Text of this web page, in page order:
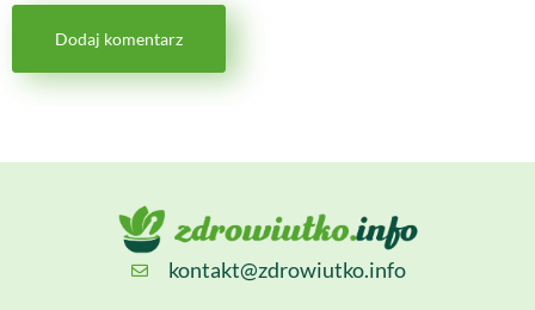
kontakt@zdrowiutko.info